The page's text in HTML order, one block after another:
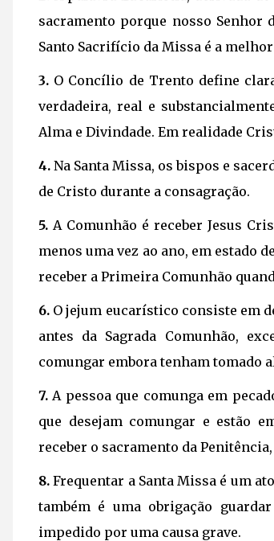
sacramento porque nosso Senhor
Santo Sacrifício da Missa é a
3. O Concílio de Trento define
verdadeira, real e
Alma e Divindade. Em realidade
4. Na Santa Missa, os bispos e
de Cristo durante a consagração.
5. A Comunhão é receber Jesus
menos uma vez ao ano, em estado
receber a Primeira Comunhão
6. O jejum eucarístico consiste em
antes da Sagrada Comunhão,
comungar embora tenham tomado
7. A pessoa que comunga em
que desejam comungar e estão
receber o sacramento da
8.Frequentar a Santa Missa é um
também é uma obrigação
impedido por uma causa grave.